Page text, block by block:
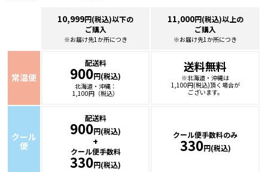
10,999円(税込)以下の
ご購入
※お届け先1か所につき
11,000円(税込)以上の
ご購入
※お届け先1か所につき
常温便
配送料
900円(税込)
北海道・沖縄：
1,100円（税込）
送料無料
※北海道・沖縄は
1,100円(税込)頂く場合が
ございます。
クール
便
配送料
900円(税込)
+
クール便手数料
330円(税込)
クール便手数料のみ
330円(税込)